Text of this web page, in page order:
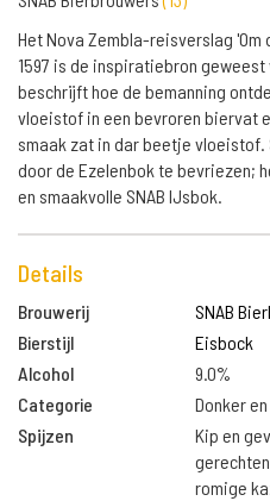
Het Nova Zembla-reisverslag 'Om
1597 is de inspiratiebron
beschrijft hoe de bemanning
vloeistof in een bevroren biervat
smaak zat in dar beetje vloeistof.
door de Ezelenbok te bevriezen;
en smaakvolle SNAB IJsbok.
Details
Brouwerij
SNAB
Bierstijl
Eisbock
Alcohol
9.0%
Categorie
Donker
Spijzen
Kip en
romige